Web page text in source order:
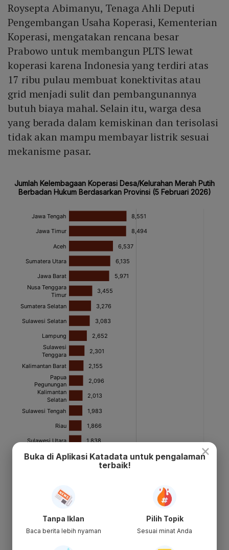
Roysepta Abimanyu, Tenaga Ahli Deputi
Pengembangan Usaha Koperasi, Kementerian
Koperasi, mengatakan rencana besar
Prabowo untuk membangun PLTS lewat
koperasi karena Indonesia yang terdiri atas
17 ribu pulau membuat konektivitas atau
grid menjadi sulit dan pembangunannya
butuh biaya mahal. Selain itu, warga desa
yang berada dalam kemiskinan dan terisolasi
tidak akan mampu membayar listrik sesuai
mekanisme pasar.
×
Buka di Aplikasi Katadata untuk pengalaman
terbaik!
Tanpa Iklan
Baca berita lebih nyaman
Pilih Topik
Sesuai minat Anda